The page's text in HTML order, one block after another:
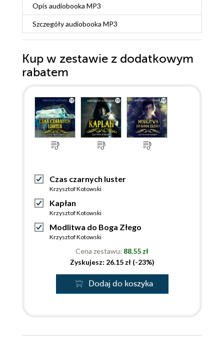
Opis audiobooka MP3
Szczegółyaudiobooka MP3
Kup w zestawie z dodatkowym
rabatem
Czas czarnych luster
Krzysztof Kotowski
Kapłan
Krzysztof Kotowski
Modlitwa do Boga Złego
Krzysztof Kotowski
Cena zestawu: 88.55 zł
Zyskujesz: 26.15 zł (-23%)
Dodaj do koszyka